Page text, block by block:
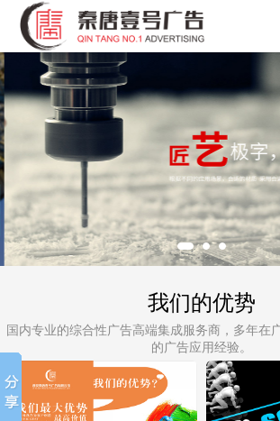
我们的优势
国内专业的综合性广告高端集成服务商，多年在
的广告应用经验。